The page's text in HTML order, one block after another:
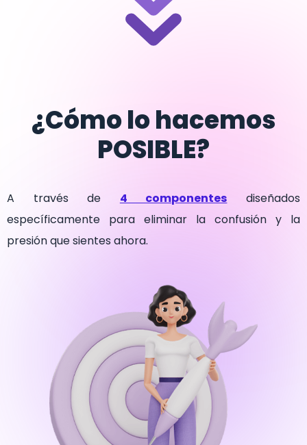
¿Cómo lo hacemos
POSIBLE?
A través de 4 componentes diseñados
específicamente para eliminar la confusión y la
presión que sientes ahora.